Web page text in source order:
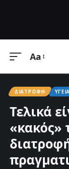
Aa
ΔΙΑΤΡΟΦΉ ΥΓΕΊΑ
Τελικά
«κακός»